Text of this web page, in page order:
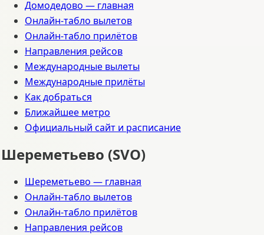
Домодедово — главная
Онлайн-табло вылетов
Онлайн-табло прилётов
Направления рейсов
Международные вылеты
Международные прилёты
Как добраться
Ближайшее метро
Официальный сайт и расписание
Шереметьево (SVO)
Шереметьево — главная
Онлайн-табло вылетов
Онлайн-табло прилётов
Направления рейсов